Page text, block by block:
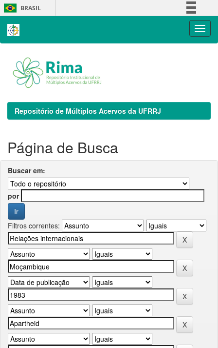
Skip
navigation
BRASIL
Repositório de Múltiplos Acervos da UFRRJ
Página de Busca
Buscar em:
por
Filtros correntes: